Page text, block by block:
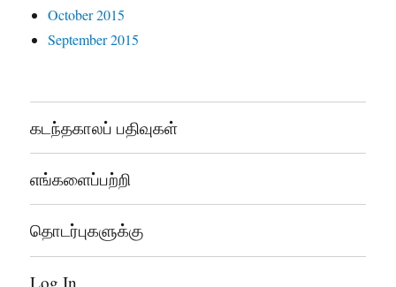
October 2015
September 2015
கடந்தகாலப் பதிவுகள்
எங்களைப்பற்றி
தொடர்புகளுக்கு
Log In